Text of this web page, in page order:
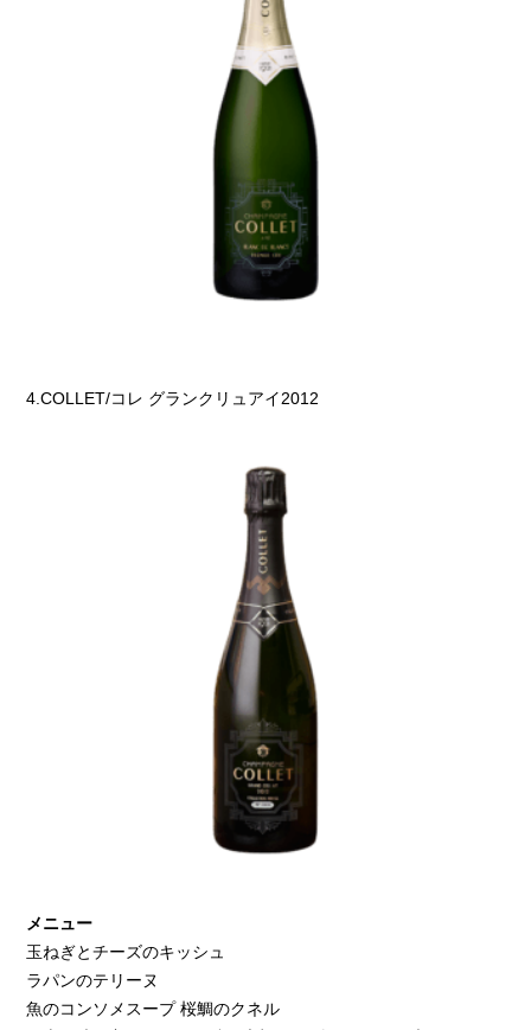
4.COLLET/コレ グランクリュアイ2012
メニュー
玉ねぎとチーズのキッシュ
ラパンのテリーヌ
魚のコンソメスープ 桜鯛のクネル